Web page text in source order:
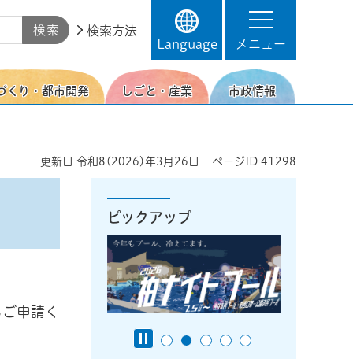
検索方法
Language
メニュー
くり・都市開発 しごと・産業 市政情報
更新日 令和8(2026)年3月26日 ページID 41298
申請く
ピックアップ